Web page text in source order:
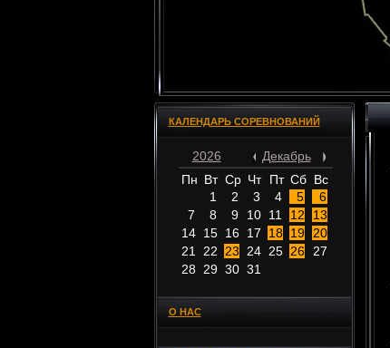
КАЛЕНДАРЬ СОРЕВНОВАНИЙ
2026
Декабрь
Пн Вт Ср Чт Пт Сб Вс
1
2 3 4 5
6
7
8 9 10 11 12
13
14 15 16 17 18 19
20
21
22 23 24 25 26
27
28
29 30 31
О НАС